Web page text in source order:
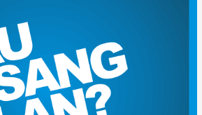
REDAKSI
DISCLAIMER
KONTAK KAMI
PEDOMAN MEDIA SIBER